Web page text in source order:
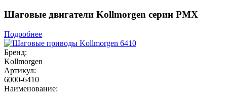
Шаговые двигатели Kollmorgen серии PMX
Подробнее
Бренд:
Kollmorgen
Артикул:
6000-6410
Наименование: